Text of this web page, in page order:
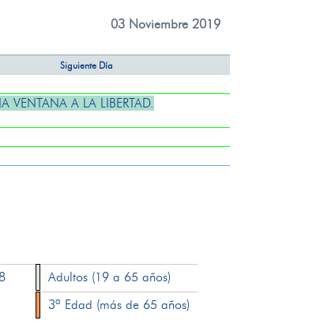
03 Noviembre 2019
Siguiente Día
A LA LIBERTAD.
Adultos (19 a 65 años)
3ª Edad (más de 65 años)